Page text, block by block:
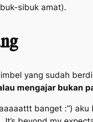
sibuk amat).
yang sudah
mengajar bukan
banget :”)